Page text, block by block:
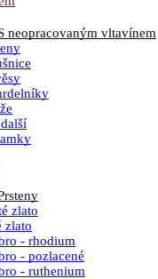
neopracovaným vltavínem
zlato
zlato
- rhodium
- pozlacené
- ruthenium